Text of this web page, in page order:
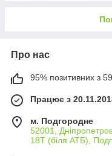
Про нас
95% позитивних з 59
Працює з
м. Подгородне
52001,
18Т (біля АТБ),